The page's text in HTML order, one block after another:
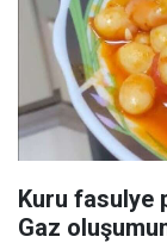
Kuru fasulye
Gaz